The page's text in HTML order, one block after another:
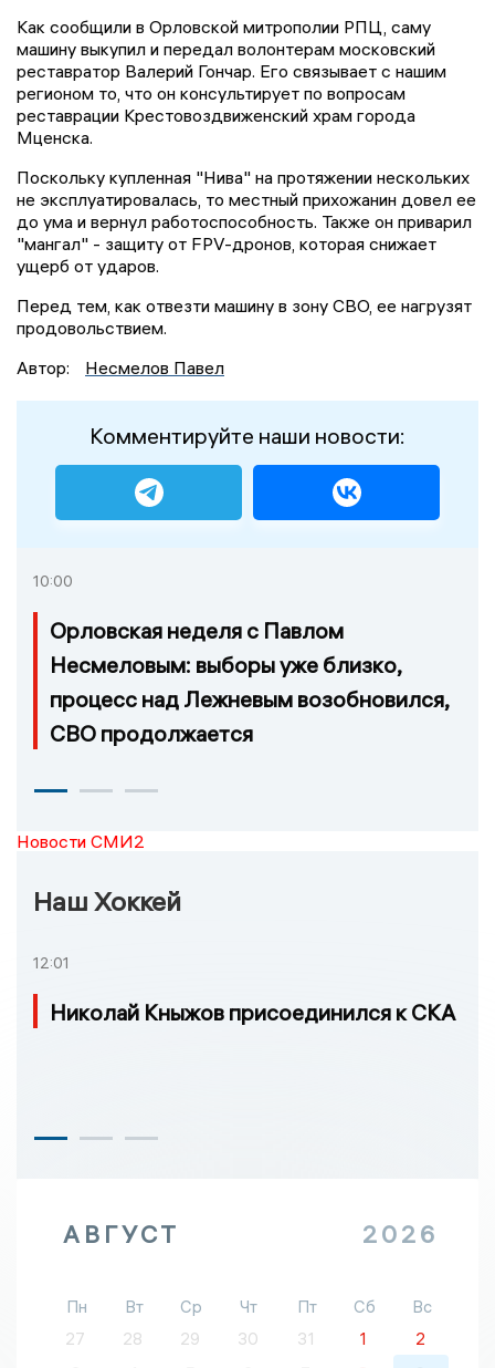
Как сообщили в Орловской митрополии РПЦ, саму
машину выкупил и передал волонтерам московский
реставратор Валерий Гончар. Его связывает с нашим
регионом то, что он консультирует по вопросам
реставрации Крестовоздвиженский храм города
Мценска.
Поскольку купленная "Нива" на протяжении нескольких
не эксплуатировалась, то местный прихожанин довел ее
до ума и вернул работоспособность. Также он приварил
"мангал" - защиту от FPV-дронов, которая снижает
ущерб от ударов.
Перед тем, как отвезти машину в зону СВО, ее нагрузят
продовольствием.
Автор:
Несмелов Павел
Комментируйте наши новости:
10:00
Орловская неделя с Павлом
Несмеловым: выборы уже близко,
процесс над Лежневым возобновился,
СВО продолжается
Новости СМИ2
Наш Хоккей
12:01
Николай Кныжов присоединился к СКА
АВГУСТ 2026
Пн Вт Ср Чт Пт Сб
Вс
27
28 29 30 31 1
2